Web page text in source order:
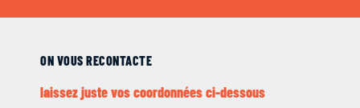
ON VOUS RECONTACTE
laissez juste vos coordonnées ci-dessous